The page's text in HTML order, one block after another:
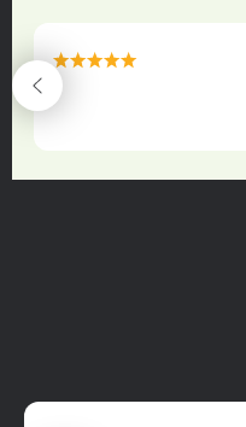
maximální spokojenost
22.06.2025